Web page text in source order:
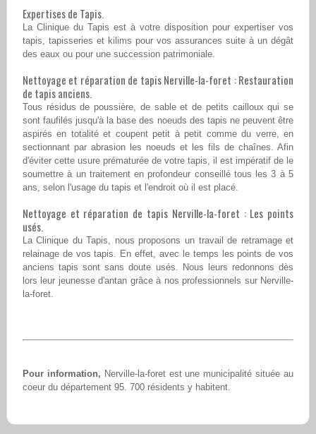
Expertises de Tapis.
La Clinique du Tapis est à votre disposition pour expertiser vos
tapis, tapisseries et kilims pour vos assurances suite à un dégât
des eaux ou pour une succession patrimoniale.
Nettoyage et réparation de tapis Nerville-la-foret : Restauration
de tapis anciens.
Tous résidus de poussière, de sable et de petits cailloux qui se
sont faufilés jusqu'à la base des noeuds des tapis ne peuvent être
aspirés en totalité et coupent petit à petit comme du verre, en
sectionnant par abrasion les noeuds et les fils de chaînes. Afin
d'éviter cette usure prématurée de votre tapis, il est impératif de le
soumettre à un traitement en profondeur conseillé tous les 3 à 5
ans, selon l'usage du tapis et l'endroit où il est placé.
Nettoyage et réparation de tapis Nerville-la-foret : Les points
usés.
La Clinique du Tapis, nous proposons un travail de retramage et
relainage de vos tapis. En effet, avec le temps les points de vos
anciens tapis sont sans doute usés. Nous leurs redonnons dès
lors leur jeunesse d'antan grâce à nos professionnels sur Nerville-
la-foret.
Pour information, Nerville-la-foret est une municipalité située au
coeur du département 95. 700 résidents y habitent.